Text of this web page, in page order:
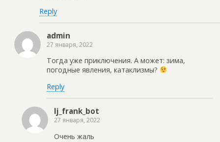
Reply
admin
27 января, 2022
Тогда уже приключения. А может: зима,
погодные явления, катаклизмы?
Reply
lj_frank_bot
27 января, 2022
Очень жаль